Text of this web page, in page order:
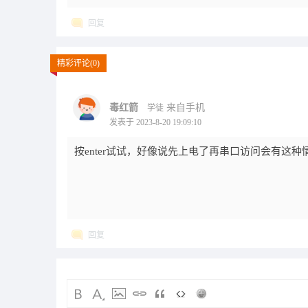
回复
精彩评论(0)
毒红箭 学徒 来自手机
发表于 2023-8-20 19:09:10
按enter试试，好像说先上电了再串口访问会有这种
回复